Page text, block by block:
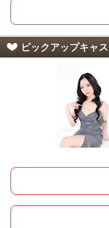
ピックアップキャス